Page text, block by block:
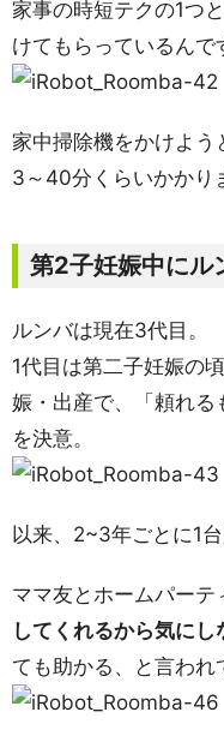
家事の時短テクの1つ
けてもらっているんで
家中掃除機をかけよう
3～40分くらいかかり
第2子妊娠中にル
ルンバは現在3代目。
1代目は第二子妊娠の
娠・出産で、「頼れる
を決意。
以来、2~3年ごとに1
ママ友とホームパーテ
してくれるから気に
ても助かる、と言われ